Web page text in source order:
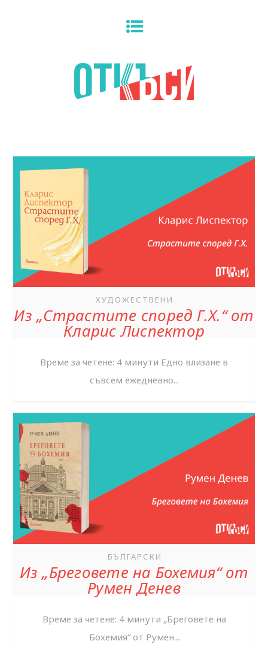
ХУДОЖЕСТВЕНИ
Из „Страстите според Г.Х.“ от
Кларис Лиспектор
Време за четене: 4 минути Едно влизане в
съвсем ежедневно...
БЪЛГАРСКИ
Из „Бреговете на Бохемия“ от
Румен Денев
Време за четене: 4 минути „Бреговете на
Бохемия“ от Румен...